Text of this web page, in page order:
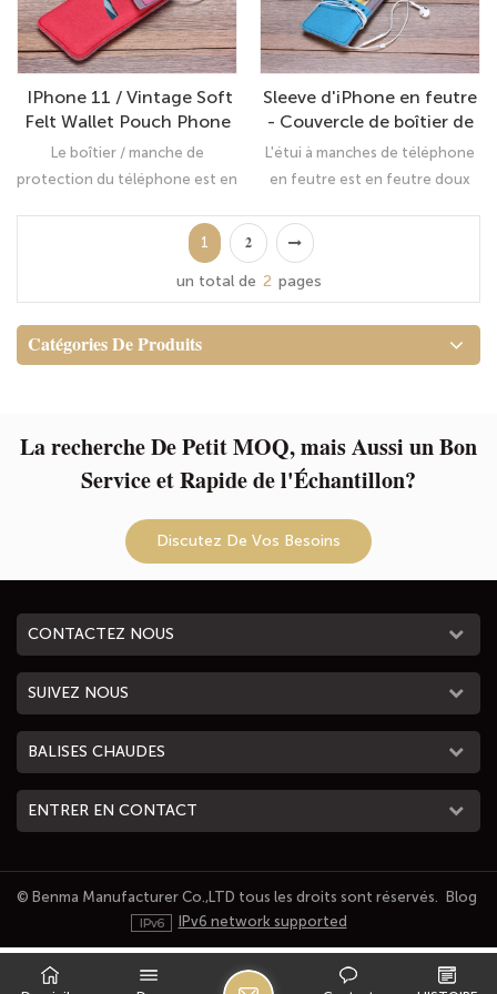
votre cas de feutre Le matériau
de doublure est résistant aux
moisissures, résistant à l'usure
et protège votre appareil à
tout moment.
résistante aux moisissures et à
l'usure, assurant ainsi une
protection optimale à votre
appareil.
IPhone 11 / Vintage Soft
Felt Wallet Pouch Phone
Sac pour 11 / iPhone 11
Pro / iPhone 11 Pro Max
2019
Le boîtier / manche de
protection du téléphone est en
maintient votre téléphone
propre et non cordonné dans
votre cas de feutre Le matériau
moisissures, résistant à l'usure
et protège votre appareil à
Sleeve d'iPhone en feutre
- Couvercle de boîtier de
l'iPhone premium - sac
vintage de la laine
L'étui à manches de téléphone
en feutre est en feutre doux
votre téléphone propre et non
cordonné dans votre cas de
feutre Le matériau de doublure
résistant à l'usure et protège
votre appareil à tout moment.
1 2
un total de 2 pages
Catégories De Produits
La recherche De Petit MOQ, mais Aussi un Bon
Service et Rapide de l'Échantillon?
Discutez De Vos Besoins
CONTACTEZ NOUS
SUIVEZ NOUS
BALISES CHAUDES
ENTRER EN CONTACT
© Benma Manufacturer Co.,LTD tous les droits sont réservés.
Blog
IPv6 network supported